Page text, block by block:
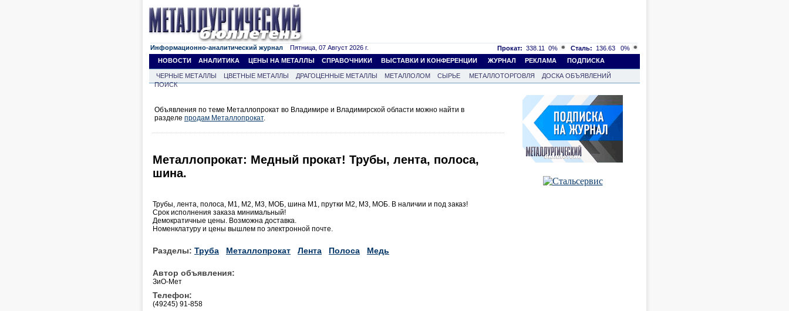
Информационно-аналитический журнал Пятница, 07 Август 2026 г. Прокат: 338.11 0% Сталь: 136.63
0%
НОВОСТИ
АНАЛИТИКА ЦЕНЫ НА МЕТАЛЛЫ СПРАВОЧНИКИ ВЫСТАВКИ И КОНФЕРЕНЦИИ ЖУРНАЛ РЕКЛАМА ПОДПИСКА
ЧЕРНЫЕ МЕТАЛЛЫ ЦВЕТНЫЕ МЕТАЛЛЫ ДРАГОЦЕННЫЕ МЕТАЛЛЫ МЕТАЛЛОЛОМ СЫРЬЕ МЕТАЛЛОТОРГОВЛЯ
ДОСКА ОБЪЯВЛЕНИЙ
ПОИСК
Объявления по теме Металлопрокат во Владимире и Владимирской области можно найти в
разделе продам Металлопрокат.
Металлопрокат: Медный прокат! Трубы, лента, полоса,
шина.
Трубы, лента, полоса, М1, М2, М3, МОБ, шина М1, прутки М2, М3, МОБ. В наличии и под заказ!
Срок исполнения заказа минимальный!
Демократичные цены. Возможна доставка.
Номенклатуру и цены вышлем по электронной почте.
Разделы: Труба Металлопрокат Лента Полоса Медь
Автор объявления:
ЗиО-Мет
Телефон:
(49245) 91-858